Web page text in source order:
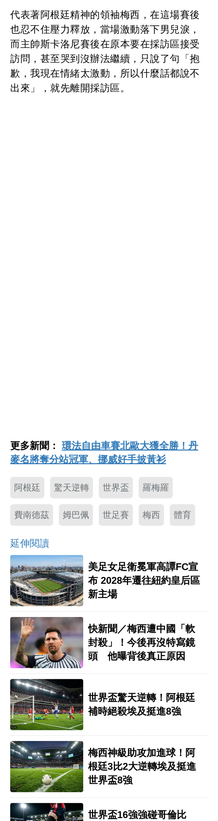
代表著阿根廷精神的領袖梅西，在這場賽後
也忍不住壓力釋放，當場激動落下男兒淚，
而主帥斯卡洛尼賽後在原本要在採訪區接受
訪問，甚至哭到沒辦法繼續，只說了句「抱
歉，我現在情緒太激動，所以什麼話都說不
出來」，就先離開採訪區。
更多新聞：環法自由車賽北歐大獲全勝！丹
麥名將奪分站冠軍、挪威好手披黃衫
阿根廷 驚天逆轉 世界盃 羅梅羅
費南德茲 姆巴佩 世足賽 梅西 體育
延伸閱讀
美足女足衛冕軍高譚FC宣
布 2028年遷往紐約皇后區
新主場
快新聞／梅西遭中國「軟
封殺」！今後再沒特寫鏡
頭 他曝背後真正原因
世界盃驚天逆轉！阿根廷
補時絕殺埃及挺進8強
梅西神級助攻加進球！阿
根廷3比2大逆轉埃及挺進
世界盃8強
世界盃16強強碰哥倫比